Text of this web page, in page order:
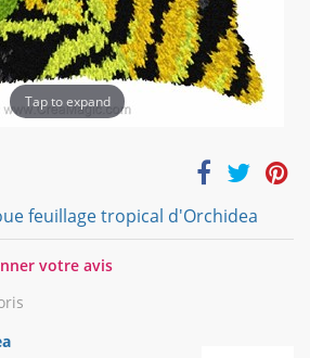
Tap to expand
feuillage tropical d'Orchidea
votre avis